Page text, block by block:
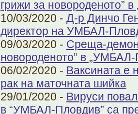
грижи за новороденото”
10/03/2020 - Д-р Динчо
директор на УМБАЛ-
09/03/2020 - Среща-
новороденото” в „УМБАЛ-
06/02/2020 - Ваксината е
рак на маточната шийка
29/01/2020 - Вируси
в “УМБАЛ-Пловдив” са